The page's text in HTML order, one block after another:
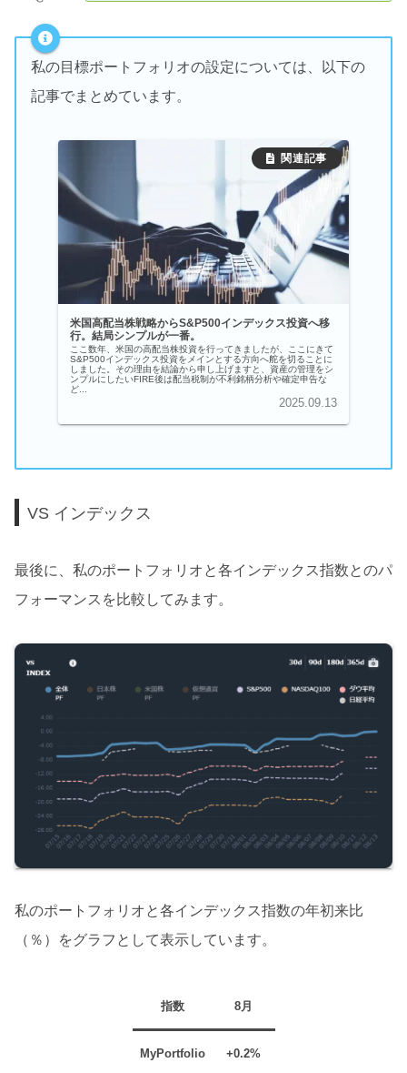
私の目標ポートフォリオの設定については、以下の
記事でまとめています。
米国高配当株戦略からS&P500インデックス投資へ移
行。結局シンプルが一番。
ここ数年、米国の高配当株投資を行ってきましたが、ここにきて
S&P500インデックス投資をメインとする方向へ舵を切ることに
しました。その理由を結論から申し上げますと、資産の管理をシ
ンプルにしたいFIRE後は配当税制が不利銘柄分析や確定申告な
ど...
2025.09.13
VS インデックス
最後に、私のポートフォリオと各インデックス指数とのパ
フォーマンスを比較してみます。
私のポートフォリオと各インデックス指数の年初来比
（％）をグラフとして表示しています。
指数 8月
MyPortfolio +0.2%